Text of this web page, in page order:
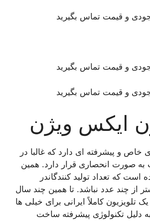
و قیمت تماس بگیرید
و قیمت تماس بگیرید
و قیمت تماس بگیرید
ایکس ویژن
خاص و پیشرفته ای دارد که غالبا در
به صورت انحصاری قرار دارد. همین
که تعداد تولید کنندگاندر
از چند عدد نباشد. تا همین چند سال
تلویزیون کاملاً ایرانی برای خیلی ها
دلیل تکنولوژی پیشرفته ساخت